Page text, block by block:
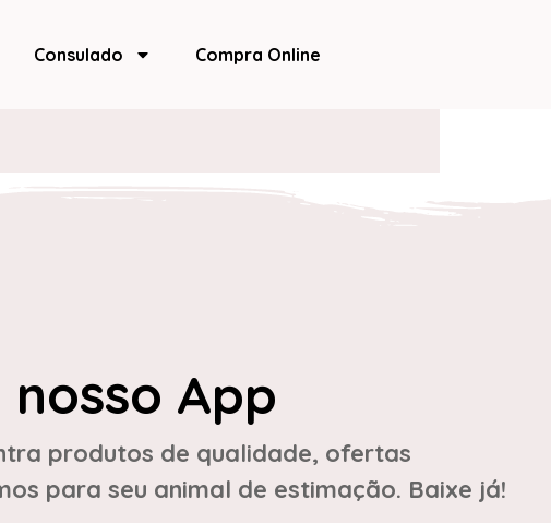
Consulado Compra Online
nosso App
produtos de qualidade, ofertas
para seu animal de estimação. Baixe já!